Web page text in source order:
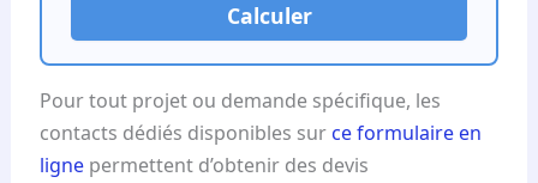
Calculer
Pour tout projet ou demande spécifique, les
contacts dédiés disponibles sur ce formulaire en
lignepermettent d’obtenir des devis